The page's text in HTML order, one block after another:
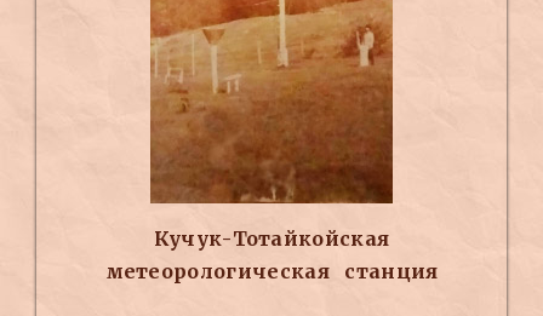
Кучук-Тотайкойская
метеорологическая станция